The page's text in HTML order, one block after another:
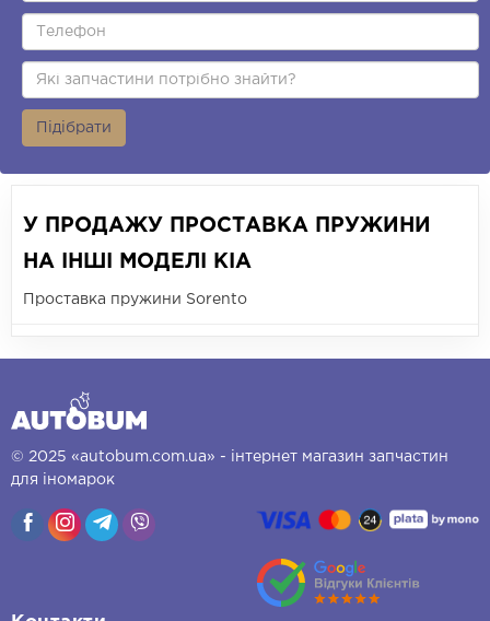
Підібрати
У ПРОДАЖУ ПРОСТАВКА ПРУЖИНИ
НА ІНШІ МОДЕЛІ KIA
Проставка пружини Sorento
© 2025 «autobum.com.ua» - інтернет магазин запчастин
для іномарок